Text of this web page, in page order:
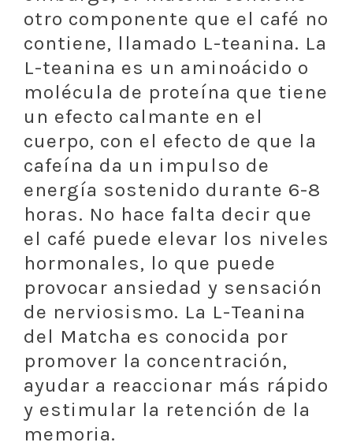
otro componente que el café no
contiene, llamado L-teanina. La
L-teanina es un aminoácido o
molécula de proteína que tiene
un efecto calmante en el
cuerpo, con el efecto de que la
cafeína da un impulso de
energía sostenido durante 6-8
horas. No hace falta decir que
el café puede elevar los niveles
hormonales, lo que puede
provocar ansiedad y sensación
de nerviosismo. La L-Teanina
del Matcha es conocida por
promover la concentración,
ayudar a reaccionar más rápido
y estimular la retención de la
memoria.